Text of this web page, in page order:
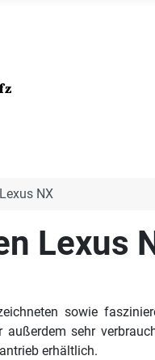
NX
Lexus
sowie
sehr
erhältlich.